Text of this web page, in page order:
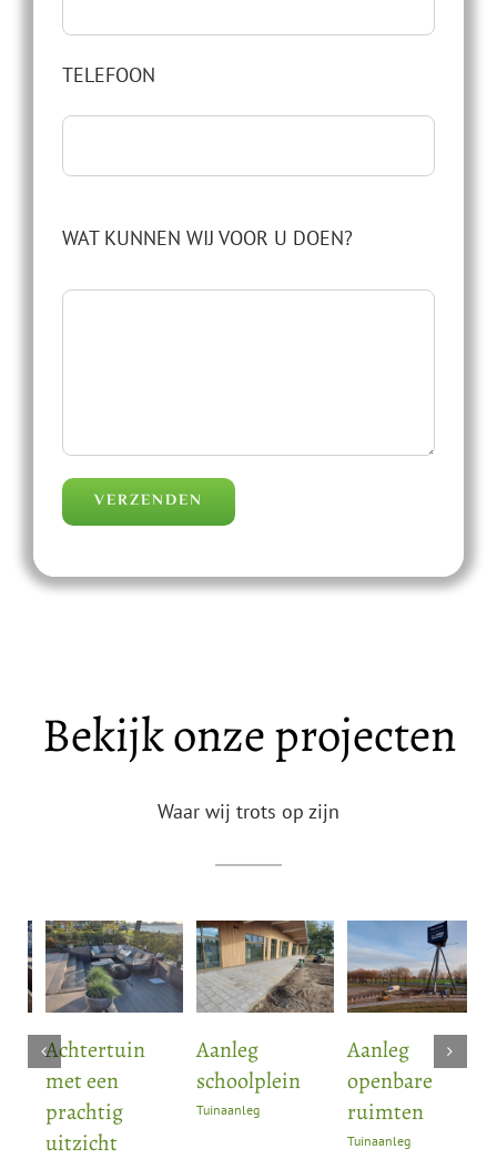
TELEFOON
WAT KUNNEN WIJ VOOR U DOEN?
Bekijk onze projecten
Waar wij trots op zijn
Achtertuin
met een
prachtig
uitzicht
Aanleg
schoolplein
Tuinaanleg
Aanleg
openbare
ruimten
Tuinaanleg